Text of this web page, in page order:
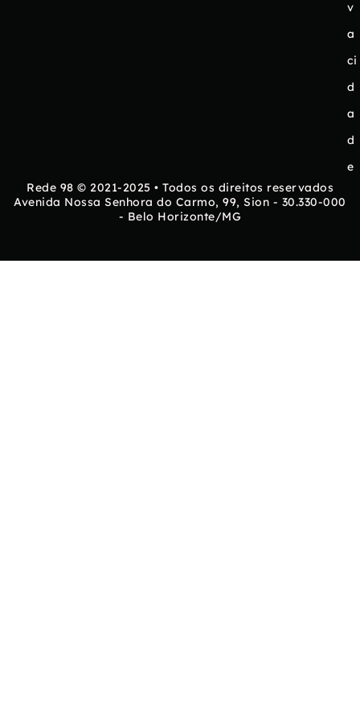
v
a
ci
d
a
d
e
Rede 98 © 2021-2025 • Todos os direitos reservados
Avenida Nossa Senhora do Carmo, 99, Sion - 30.330-000
- Belo Horizonte/MG